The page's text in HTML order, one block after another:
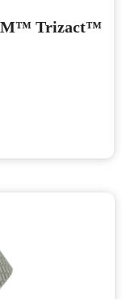
307EA 3M™ Trizact™